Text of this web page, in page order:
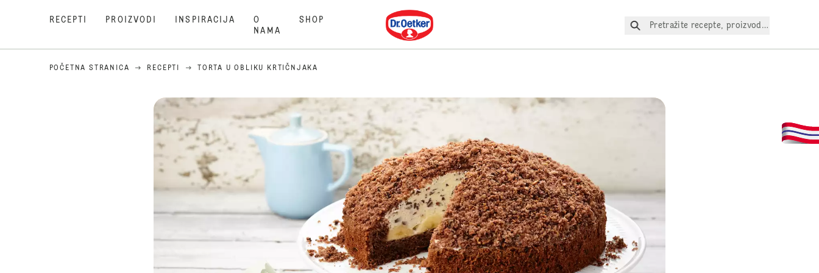
RECEPTI PROIZVODI INSPIRACIJA
O
NAMA
SHOP Dr. Oetker
Pretražite recepte, proizvode itd.
POČETNA STRANICA RECEPTI TORTA U OBLIKU KRTIČNJAKA